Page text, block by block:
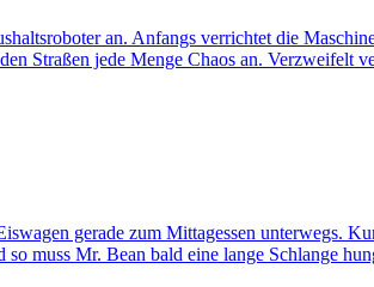
an. Anfangs verrichtet die
Straßen jede Menge Chaos an. Verzweifelt
gerade zum Mittagessen unterwegs.
muss Mr. Bean bald eine lange Schlange